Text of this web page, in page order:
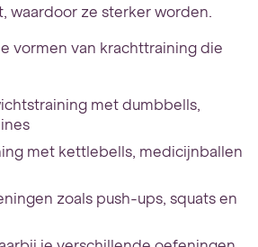
waardoor ze sterker worden.
vormen van krachttraining die
met dumbbells,
met kettlebells, medicijnballen
zoals push-ups, squats en